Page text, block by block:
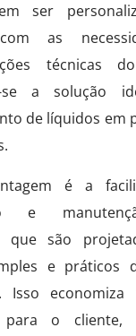
ser
as
técnicas
se a solução
de líquidos em
é a
e
que são
e práticos
Isso
para o cliente,